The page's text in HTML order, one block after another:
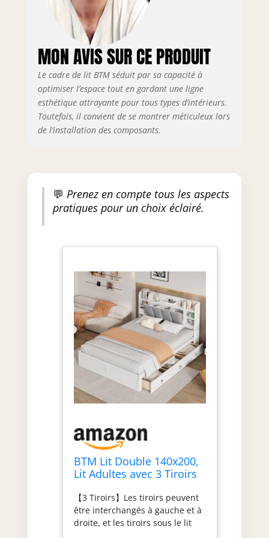
Ce cadre de lit est fabriqué en
MDF robuste et en bois de pin,
offrant une structure durable et
stable. La finition laquée
blanche confère au lit un aspect
frais et moderne qui s'intègre
parfaitement à n'importe quel
style d'intérieur. 【Facile à
Entretenir】Ce lit plateforme
2personnes a une structure
simple, l'entretien et le
manipuler, ce qui permet aux
utilisateurs d'économiser
beaucoup de temps et
meubles rapidement. Attention:
Le produit sera livré en 3 colis et
pourrait ne pas arriver en
même temps. S'il vous plaît,
attendez avec patience.
MON AVIS SUR CE PRODUIT
Le cadre de lit BTM séduit par sa capacité à
optimiser l’espace tout en gardant une ligne
esthétique attrayante pour tous types d’intérieurs.
Toutefois, il convient de se montrer méticuleux lors
de l’installation des composants.
💬 Prenez en compte tous les aspects
pratiques pour un choix éclairé.
BTM Lit Double 140x200,
Lit Adultes avec 3 Tiroirs
Étagères Ouvertes et
Compartiment de
Rangement à Porte
【3 Tiroirs】Les tiroirs peuvent
être interchangés à gauche et à
droite, et les tiroirs sous le lit